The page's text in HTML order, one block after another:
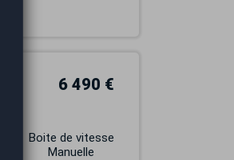
6 490 €
Boite de vitesse
Manuelle